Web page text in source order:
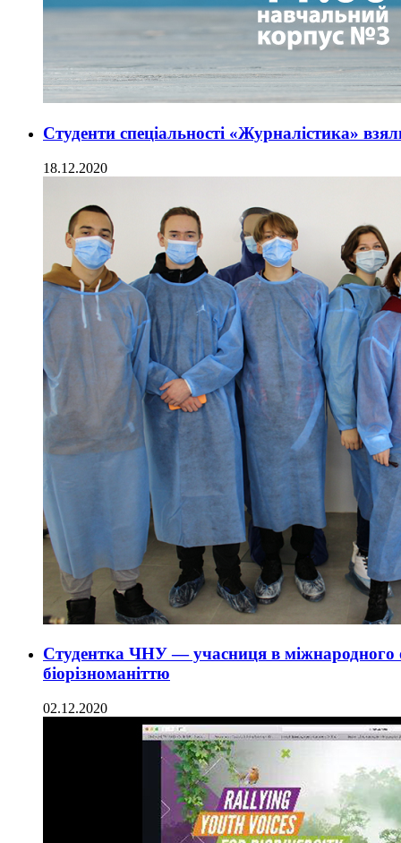
Студенти спеціальності «Журналістика»
18.12.2020
Студентка ЧНУ — учасниця в міжнародного
біорізноманіттю
02.12.2020